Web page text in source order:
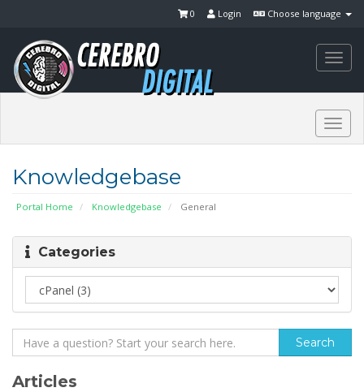
Choose language
Login
0
Knowledgebase
Portal Home Knowledgebase General
Categories
Articles